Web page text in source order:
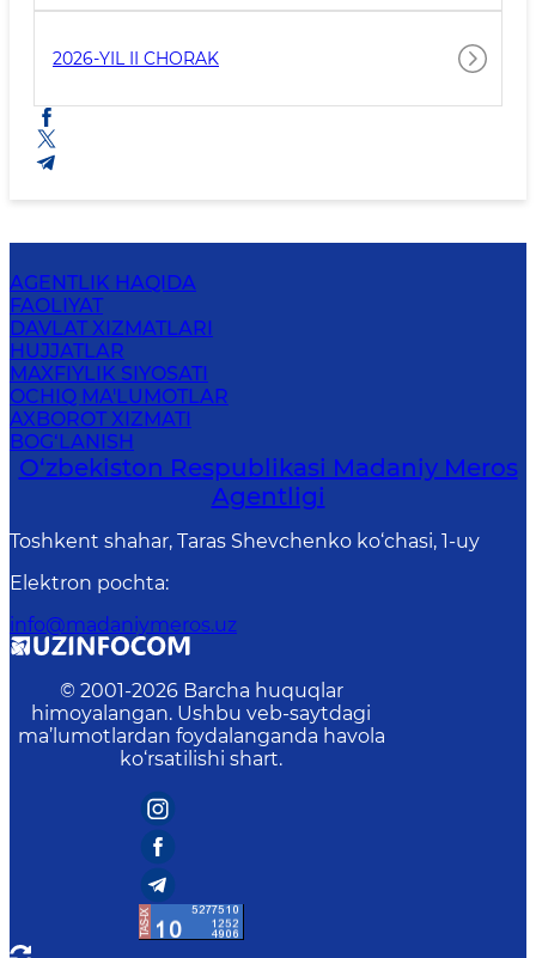
2026-YIL II CHORAK
AGENTLIK HAQIDA
FAOLIYAT
DAVLAT XIZMATLARI
HUJJATLAR
MAXFIYLIK SIYOSATI
OCHIQ MA'LUMOTLAR
AXBOROT XIZMATI
BOG‘LANISH
O‘zbekiston Respublikasi Madaniy Meros
Agentligi
Toshkent shahar, Taras Shevchenko ko‘chasi, 1-uy
Elektron pochta:
info@madaniymeros.uz
© 2001-2026 Barcha huquqlar
himoyalangan. Ushbu veb-saytdagi
ma’lumotlardan foydalanganda havola
ko‘rsatilishi shart.